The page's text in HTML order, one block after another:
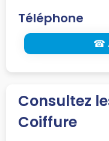
Téléphone
☎
Consultez
Coiffure